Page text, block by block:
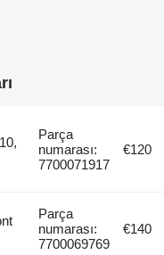
Parça
numarası:
7700071917
€120
Parça
numarası:
7700069769
€140